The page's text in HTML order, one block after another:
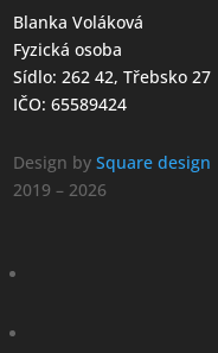
Blanka Voláková
Fyzická osoba
Sídlo: 262 42, Třebsko 27
IČO: 65589424
Design bySquare design
2019 – 2026